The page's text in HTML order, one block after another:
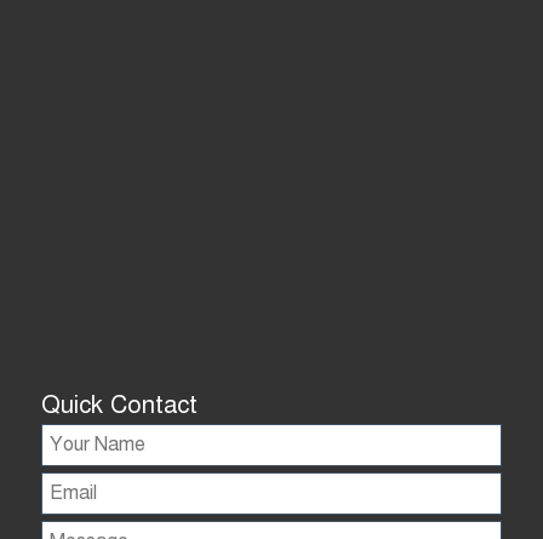
Quick Contact